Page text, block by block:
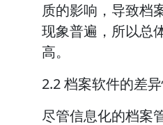
质的影响，导致档
现象普遍，所以总
高。
2.2 档案软件的差
尽管信息化的档案